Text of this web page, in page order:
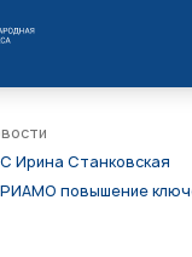
Ирина Станковская
повышение